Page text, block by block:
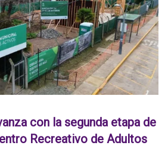
con la segunda etapa de
Recreativo de Adultos